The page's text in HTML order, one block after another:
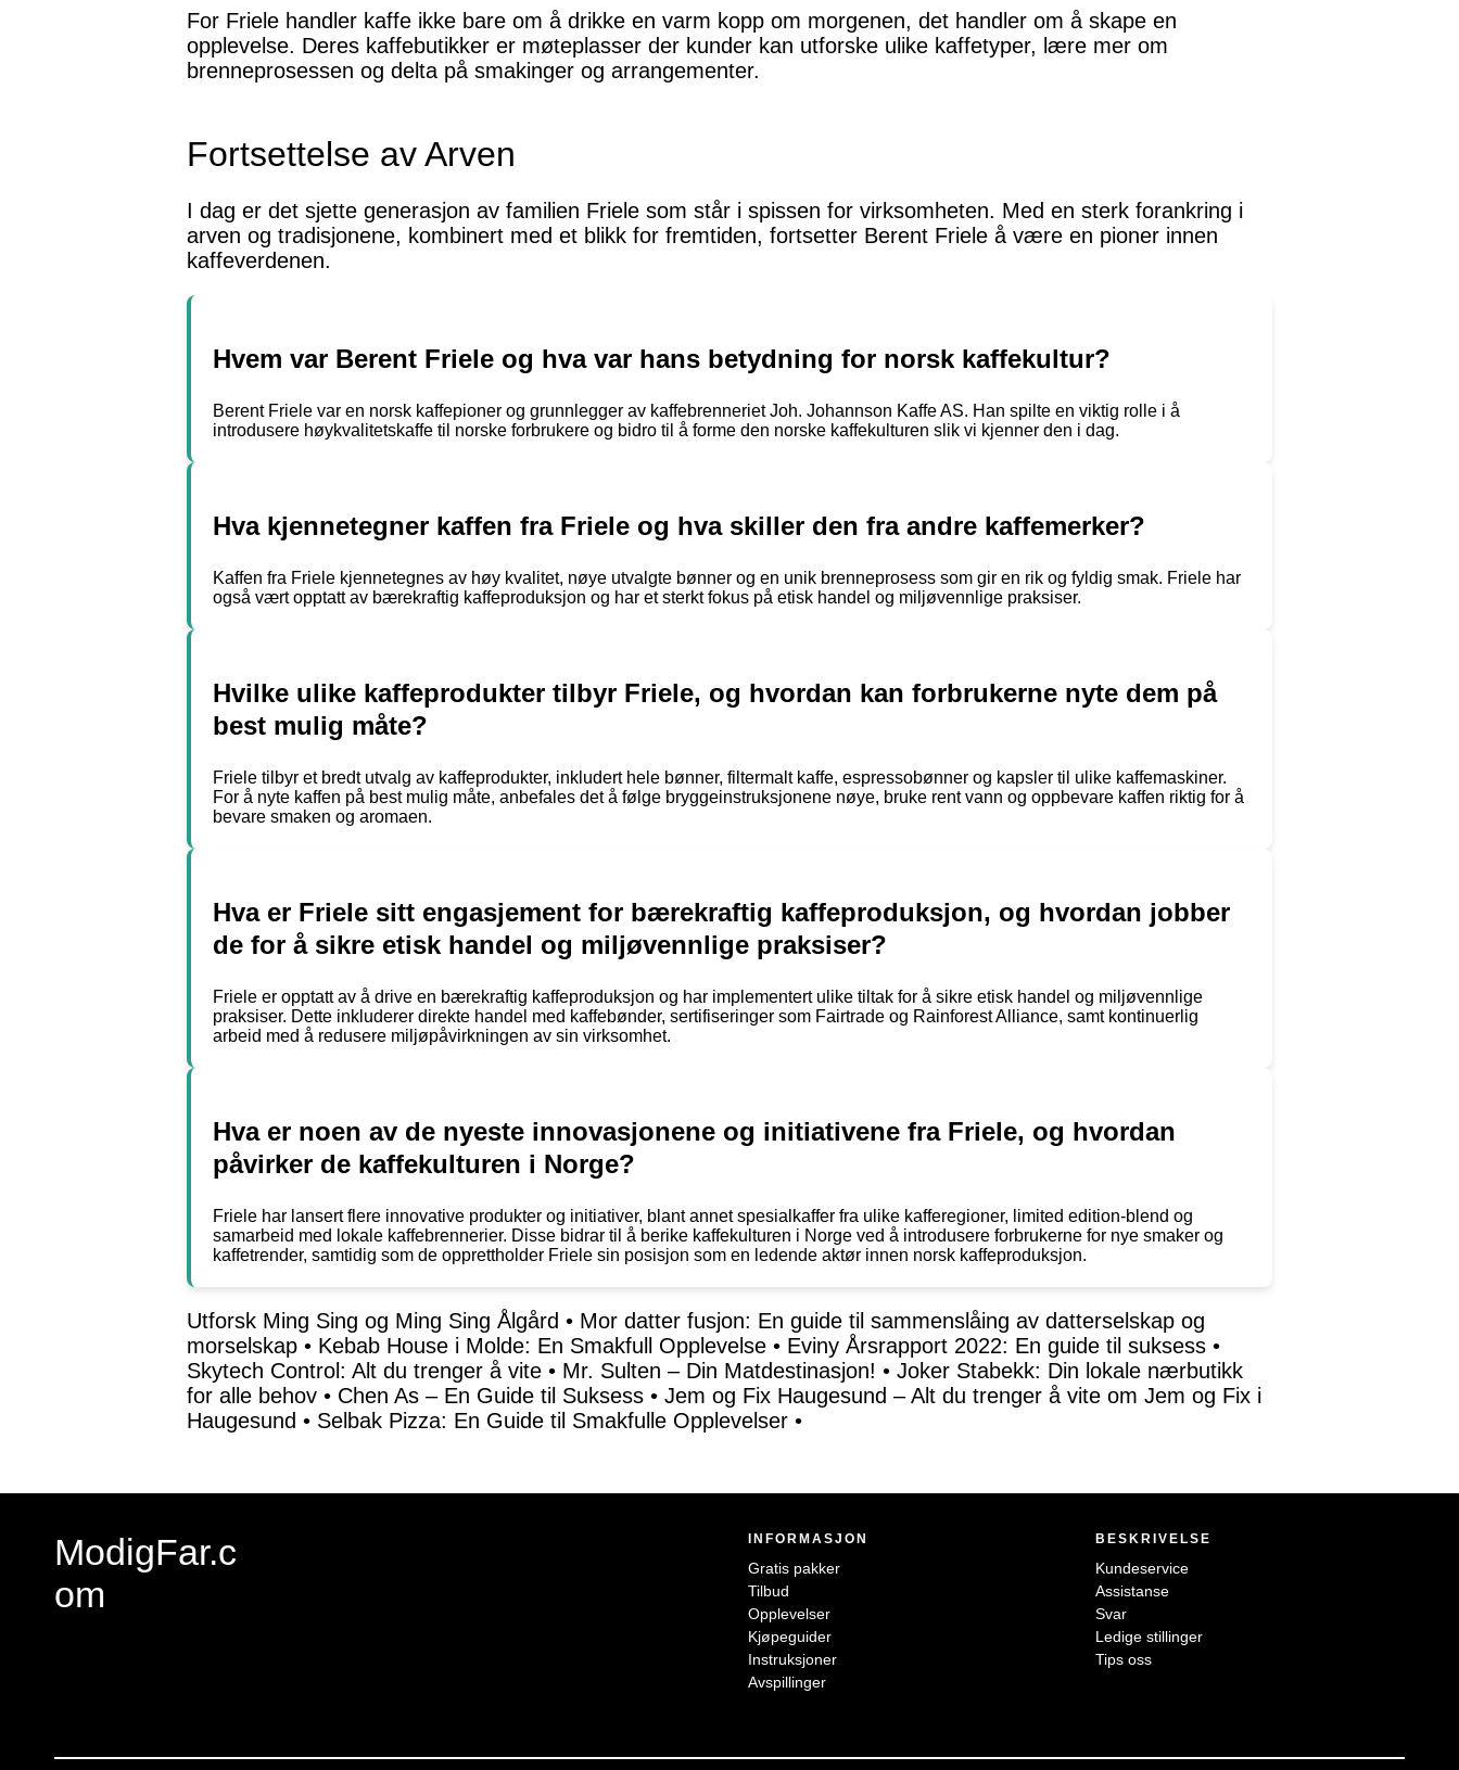
For Friele handler kaffe ikke bare om å drikke en varm kopp om morgenen, det handler om å skape en
opplevelse. Deres kaffebutikker er møteplasser der kunder kan utforske ulike kaffetyper, lære mer om
brenneprosessen og delta på smakinger og arrangementer.
Fortsettelse av Arven
I dag er det sjette generasjon av familien Friele som står i spissen for virksomheten. Med en sterk forankring i
arven og tradisjonene, kombinert med et blikk for fremtiden, fortsetter Berent Friele å være en pioner innen
kaffeverdenen.
Hvem var Berent Friele og hva var hans betydning for norsk kaffekultur?
Berent Friele var en norsk kaffepioner og grunnlegger av kaffebrenneriet Joh. Johannson Kaffe AS. Han spilte en viktig rolle i å
introdusere høykvalitetskaffe til norske forbrukere og bidro til å forme den norske kaffekulturen slik vi kjenner den i dag.
Hva kjennetegner kaffen fra Friele og hva skiller den fra andre kaffemerker?
Kaffen fra Friele kjennetegnes av høy kvalitet, nøye utvalgte bønner og en unik brenneprosess som gir en rik og fyldig smak. Friele har
også vært opptatt av bærekraftig kaffeproduksjon og har et sterkt fokus på etisk handel og miljøvennlige praksiser.
Hvilke ulike kaffeprodukter tilbyr Friele, og hvordan kan forbrukerne nyte dem på
best mulig måte?
Friele tilbyr et bredt utvalg av kaffeprodukter, inkludert hele bønner, filtermalt kaffe, espressobønner og kapsler til ulike kaffemaskiner.
For å nyte kaffen på best mulig måte, anbefales det å følge bryggeinstruksjonene nøye, bruke rent vann og oppbevare kaffen riktig for å
bevare smaken og aromaen.
Hva er Friele sitt engasjement for bærekraftig kaffeproduksjon, og hvordan jobber
de for å sikre etisk handel og miljøvennlige praksiser?
Friele er opptatt av å drive en bærekraftig kaffeproduksjon og har implementert ulike tiltak for å sikre etisk handel og miljøvennlige
praksiser. Dette inkluderer direkte handel med kaffebønder, sertifiseringer som Fairtrade og Rainforest Alliance, samt kontinuerlig
arbeid med å redusere miljøpåvirkningen av sin virksomhet.
Hva er noen av de nyeste innovasjonene og initiativene fra Friele, og hvordan
påvirker de kaffekulturen i Norge?
Friele har lansert flere innovative produkter og initiativer, blant annet spesialkaffer fra ulike kafferegioner, limited edition-blend og
samarbeid med lokale kaffebrennerier. Disse bidrar til å berike kaffekulturen i Norge ved å introdusere forbrukerne for nye smaker og
kaffetrender, samtidig som de opprettholder Friele sin posisjon som en ledende aktør innen norsk kaffeproduksjon.
Utforsk Ming Sing og Ming Sing Ålgård • Mor datter fusjon: En guide til sammenslåing av datterselskap og
morselskap • Kebab House i Molde: En Smakfull Opplevelse • Eviny Årsrapport 2022: En guide til suksess •
Skytech Control: Alt du trenger å vite • Mr. Sulten – Din Matdestinasjon! • Joker Stabekk: Din lokale nærbutikk
for alle behov • Chen As – En Guide til Suksess • Jem og Fix Haugesund – Alt du trenger å vite om Jem og Fix i
Haugesund • Selbak Pizza: En Guide til Smakfulle Opplevelser •
ModigFar.c
om
INFORMASJON
Gratis pakker
Tilbud
Opplevelser
Kjøpeguider
Instruksjoner
Avspillinger
BESKRIVELSE
Kundeservice
Assistanse
Svar
Ledige stillinger
Tips oss